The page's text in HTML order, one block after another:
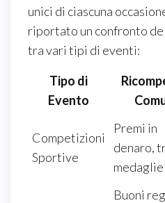
unici di ciascuna
riportato un confronto
tra vari tipi di eventi:
Tipo di
Evento
Competizioni
Sportive
Premi in
denaro,
medaglie
Buoni